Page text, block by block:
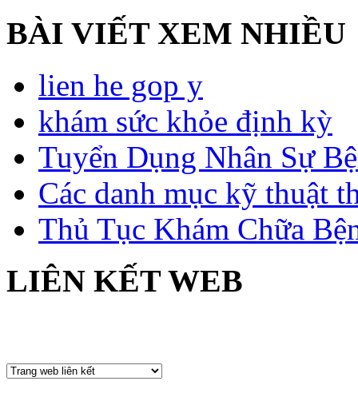
BÀI VIẾT XEM NHIỀU
lien he gop y
khám sức khỏe định kỳ
Tuyển Dụng Nhân Sự
Các danh mục kỹ thuật
Thủ Tục Khám Chữa
LIÊN KẾT WEB